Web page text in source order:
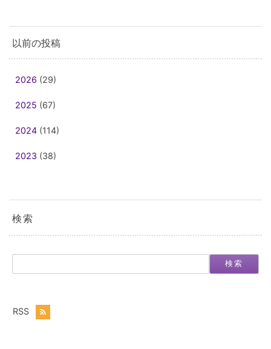
以前の投稿
2026 (29)
2025 (67)
2024 (114)
2023 (38)
検索
検索